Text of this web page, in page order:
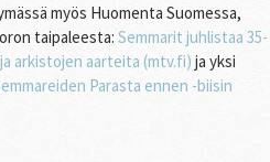
myös Huomenta Suomessa,
taipaleesta: Semmarit juhlistaa 35-
arkistojen aarteita (mtv.fi) ja yksi
Parasta ennen -biisin